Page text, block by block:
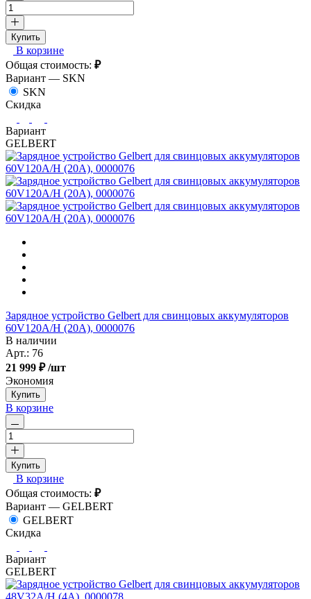
Купить
В корзине
Общая стоимость: ₽
Вариант — SKN
SKN
Скидка
Вариант
GELBERT
Зарядное устройство Gelbert для свинцовых аккумуляторов
60V120A/Н (20А), 0000076
В наличии
Арт.: 76
21 999 ₽/шт
Экономия
Купить
В корзине
Купить
В корзине
Общая стоимость: ₽
Вариант — GELBERT
GELBERT
Скидка
Вариант
GELBERT